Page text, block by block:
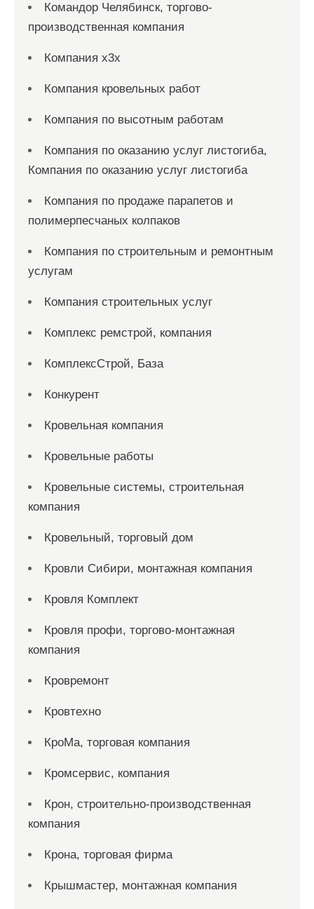
Командор Челябинск, торгово-
производственная компания
Компания x3x
Компания кровельных работ
Компания по высотным работам
Компания по оказанию услуг листогиба,
Компания по оказанию услуг листогиба
Компания по продаже парапетов и
полимерпесчаных колпаков
Компания по строительным и ремонтным
услугам
Компания строительных услуг
Комплекс ремстрой, компания
КомплексСтрой, База
Конкурент
Кровельная компания
Кровельные работы
Кровельные системы, строительная
компания
Кровельный, торговый дом
Кровли Сибири, монтажная компания
Кровля Комплект
Кровля профи, торгово-монтажная
компания
Кровремонт
Кровтехно
КроМа, торговая компания
Кромсервис, компания
Крон, строительно-производственная
компания
Крона, торговая фирма
Крышмастер, монтажная компания